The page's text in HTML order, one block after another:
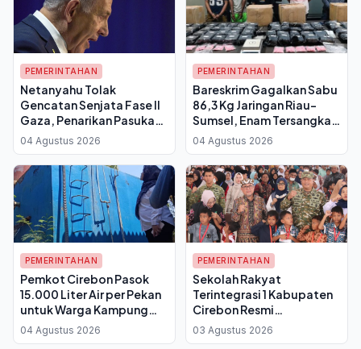
PEMERINTAHAN
Netanyahu Tolak
Gencatan Senjata Fase II
Gaza, Penarikan Pasukan
Israel Batal Dilakukan
04 Agustus 2026
PEMERINTAHAN
Bareskrim Gagalkan Sabu
86,3 Kg Jaringan Riau-
Sumsel, Enam Tersangka
dan Dua DPO
04 Agustus 2026
PEMERINTAHAN
Pemkot Cirebon Pasok
15.000 Liter Air per Pekan
untuk Warga Kampung
Cadas Ngampar saat
Kemarau 2026
04 Agustus 2026
PEMERINTAHAN
Sekolah Rakyat
Terintegrasi 1 Kabupaten
Cirebon Resmi
Diluncurkan, Bupati: Anak
Kurang Mampu Punya
03 Agustus 2026